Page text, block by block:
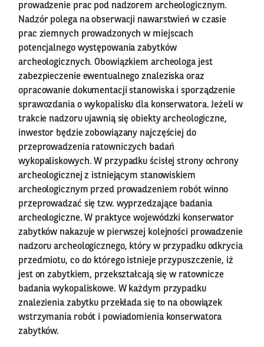
prowadzenie prac pod nadzorem archeologicznym.
Nadzór polega na obserwacji nawarstwień w czasie
prac ziemnych prowadzonych w miejscach
potencjalnego występowania zabytków
archeologicznych. Obowiązkiem archeologa jest
zabezpieczenie ewentualnego znaleziska oraz
opracowanie dokumentacji stanowiska i sporządzenie
sprawozdania o wykopalisku dla konserwatora. Jeżeli w
trakcie nadzoru ujawnią się obiekty archeologiczne,
inwestor będzie zobowiązany najczęściej do
przeprowadzenia ratowniczych badań
wykopaliskowych. W przypadku ścisłej strony ochrony
archeologicznej z istniejącym stanowiskiem
archeologicznym przed prowadzeniem robót winno
przeprowadzać się tzw. wyprzedzające badania
archeologiczne. W praktyce wojewódzki konserwator
zabytków nakazuje w pierwszej kolejności prowadzenie
nadzoru archeologicznego, który w przypadku odkrycia
przedmiotu, co do którego istnieje przypuszczenie, iż
jest on zabytkiem, przekształcają się w ratownicze
badania wykopaliskowe. W każdym przypadku
znalezienia zabytku przekłada się to na obowiązek
wstrzymania robót i powiadomienia konserwatora
zabytków.